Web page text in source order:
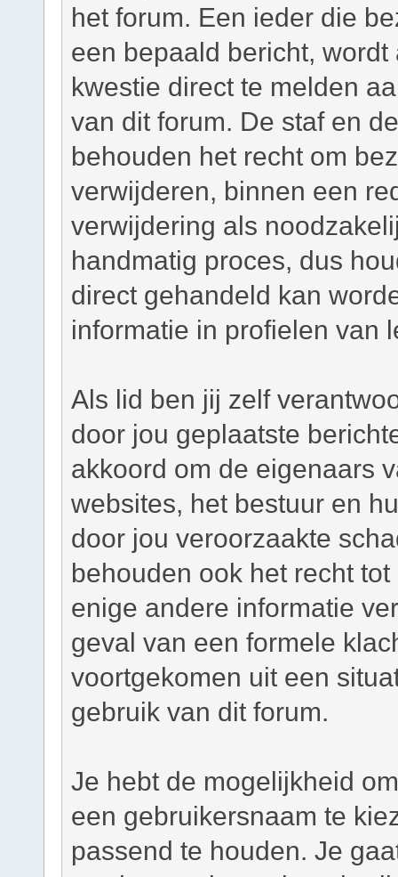
het forum. Een ieder die
een bepaald bericht,
kwestie direct te melden
van dit forum. De staf en
behouden het recht om
verwijderen, binnen een
verwijdering als
handmatig proces, dus
direct gehandeld kan
informatie in profielen van
Als lid ben jij zelf
door jou geplaatste
akkoord om de eigenaars
websites, het bestuur en
door jou veroorzaakte
behouden ook het recht
enige andere informatie
geval van een formele
voortgekomen uit een
gebruik van dit forum.
Je hebt de mogelijkheid
een gebruikersnaam te
passend te houden. Je